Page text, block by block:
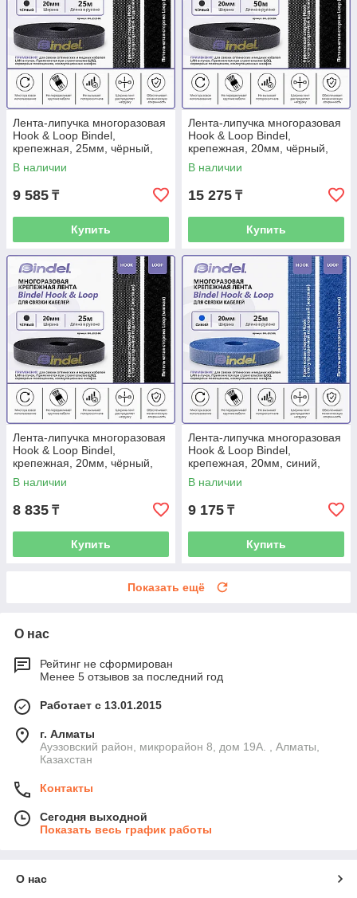
Лента-липучка многоразовая
Hook & Loop Bindel,
крепежная, 25мм, чёрный,
рулон 25м
В наличии
9 585 ₸
Купить
Лента-липучка многоразовая
Hook & Loop Bindel,
крепежная, 20мм, чёрный,
рулон 50м
В наличии
15 275 ₸
Купить
Лента-липучка многоразовая
Hook & Loop Bindel,
крепежная, 20мм, чёрный,
рулон 25м
В наличии
8 835 ₸
Купить
Лента-липучка многоразовая
Hook & Loop Bindel,
крепежная, 20мм, синий,
рулон 25м
В наличии
9 175 ₸
Купить
Показать ещё
О нас
Рейтинг не сформирован
Менее 5 отзывов за последний год
Работает с 13.01.2015
г. Алматы
Ауэзовский район, микрорайон 8, дом 19А. , Алматы,
Казахстан
Контакты
Сегодня выходной
Показать весь график работы
О нас